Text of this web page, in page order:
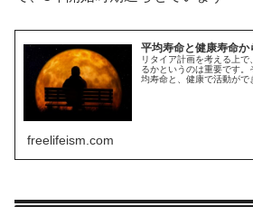
平均寿命と健康寿命
リタイア計画を考える上
るかというのは重要です
均寿命と、健康で活動がで
freelifeism.com